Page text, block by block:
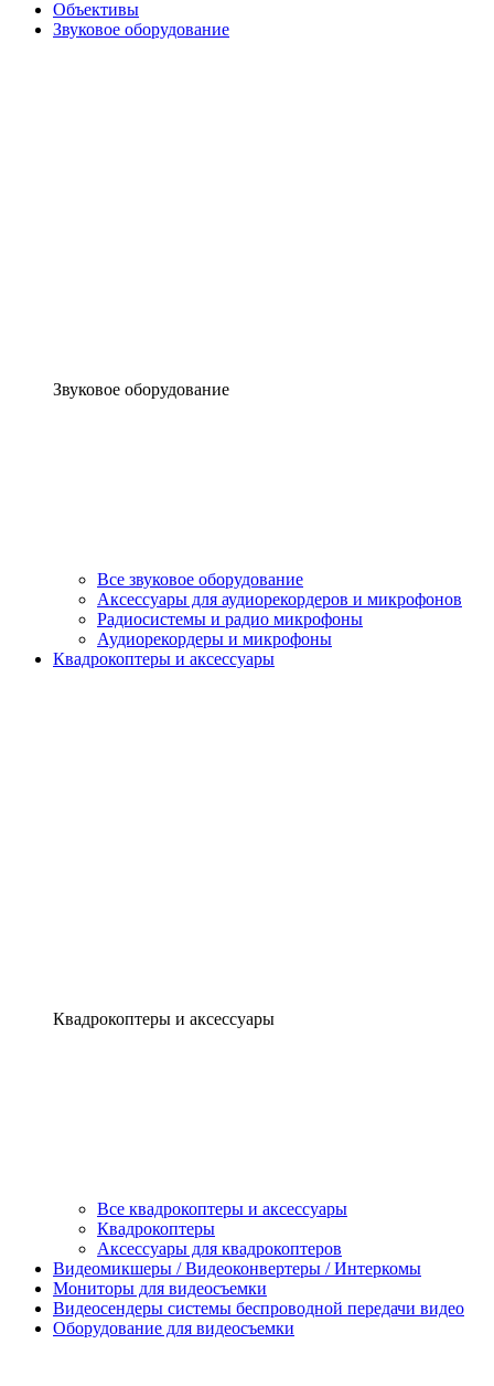
Объективы
Звуковое оборудование
Звуковое оборудование
Все звуковое оборудование
Аксессуары для аудиорекордеров и микрофонов
Радиосистемы и радио микрофоны
Аудиорекордеры и микрофоны
Квадрокоптеры и аксессуары
Квадрокоптеры и аксессуары
Все квадрокоптеры и аксессуары
Квадрокоптеры
Аксессуары для квадрокоптеров
Видеомикшеры / Видеоконвертеры / Интеркомы
Мониторы для видеосъемки
Видеосендеры системы беспроводной передачи видео
Оборудование для видеосъемки